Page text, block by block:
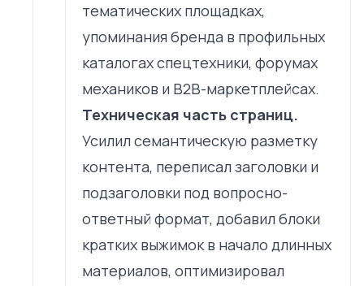
тематических площадках,
упоминания бренда в профильных
каталогах спецтехники, форумах
механиков и B2B-маркетплейсах.
Техническая часть страниц.
Усилил семантическую разметку
контента, переписал заголовки и
подзаголовки под вопросно-
ответный формат, добавил блоки
кратких выжимок в начало длинных
материалов, оптимизировал